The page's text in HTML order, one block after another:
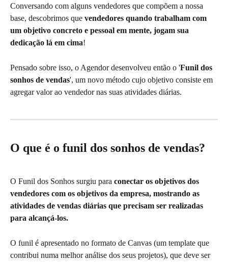
Conversando com alguns vendedores que compõem a nossa
base, descobrimos que vendedores quando trabalham com
um objetivo concreto e pessoal em mente, jogam sua
dedicação lá em cima!
Pensado sobre isso, o Agendor desenvolveu então o 'Funil dos
sonhos de vendas', um novo método cujo objetivo consiste em
agregar valor ao vendedor nas suas atividades diárias.
O que é o funil dos sonhos de vendas?
O Funil dos Sonhos surgiu para conectar os objetivos dos
vendedores com os objetivos da empresa, mostrando as
atividades de vendas diárias que precisam ser realizadas
para alcançá-los.
O funil é apresentado no formato de Canvas (um template que
contribui numa melhor análise dos seus projetos), que deve ser